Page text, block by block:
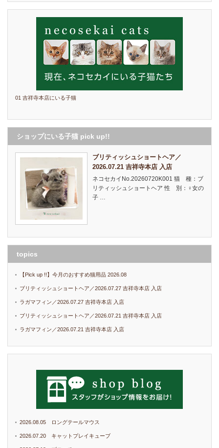
01 吉祥寺本店にいる子猫
ショップにいる子猫 pick up!!
ブリティッシュショートヘア／
2026.07.21 吉祥寺本店 入店
ネコセカイNo.20260720K001 猫 種：ブ
リティッシュショートヘア 性 別：♀女の
子 …
topics
【Pick up !!】今月のおすすめ猫用品 2026.08
ブリティッシュショートヘア／2026.07.27 吉祥寺本店 入店
ラガマフィン／2026.07.27 吉祥寺本店 入店
ブリティッシュショートヘア／2026.07.21 吉祥寺本店 入店
ラガマフィン／2026.07.21 吉祥寺本店 入店
2026.08.05 ロングテールマウス
2026.07.20 キャットプレイキューブ